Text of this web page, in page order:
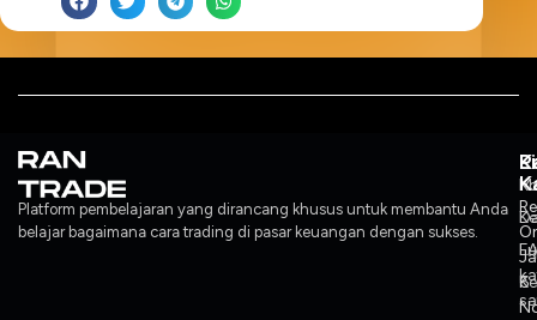
Platform pembelajaran yang dirancang khusus untuk membantu Anda
belajar bagaimana cara trading di pasar keuangan dengan sukses.
6